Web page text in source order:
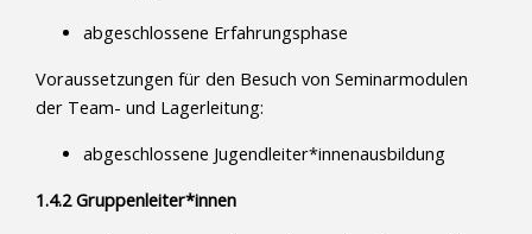
abgeschlossene Erfahrungsphase
Voraussetzungen für den Besuch von Seminarmodulen
der Team- und Lagerleitung:
abgeschlossene Jugendleiter*innenausbildung
1.4.2 Gruppenleiter*innen